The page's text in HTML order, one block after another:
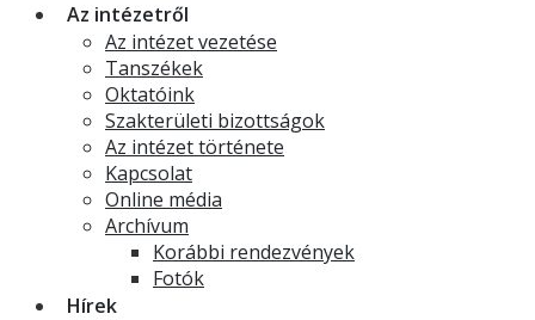
Az intézetről
Az intézet vezetése
Tanszékek
Oktatóink
Szakterületi bizottságok
Az intézet története
Kapcsolat
Online média
Archívum
Korábbi rendezvények
Fotók
Hírek